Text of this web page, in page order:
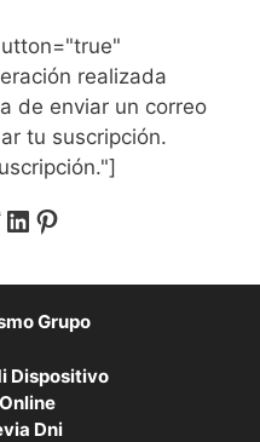
realizada
de enviar un correo
tu suscripción.
LinkedIn
Pinterest
Grupo
Dispositivo
Dni